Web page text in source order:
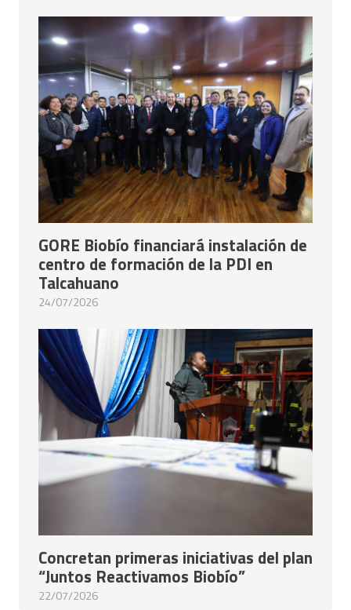
GORE Biobío financiará instalación de
centro de formación de la PDI en
Talcahuano
24/07/2026
Concretan primeras iniciativas del plan
“Juntos Reactivamos Biobío”
22/07/2026